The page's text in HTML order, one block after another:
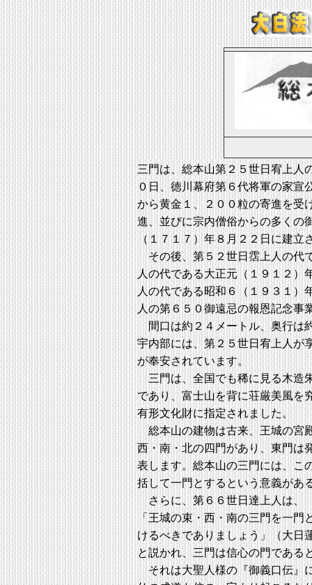
三門は、総本山第２５世日宥上人
０日、徳川幕府第６代将軍の家宣
から黄金１、２００粒の寄進を受
進、並びに宗内僧俗からの多くの
（１７１７）年８月２２日に建立
その後、第５２世日霑上人の代
人の代である大正元（１９１２）
人の代である昭和６（１９３１）
人の第６５０御遠忌の報恩記念事
間口は約２４メートル、奥行は
宇内部には、第２５世日宥上人が
が奉安されています。
三門は、全国でも稀に見る木造
であり、富士山を背に荘厳美風を
有形文化財に指定されました。
総本山の建物は古来、王城の宮
西・南・北の四門があり、東門は
表します。総本山の三門には、こ
括して一門とするという意義があ
さらに、第６６世日達上人は、
「王城の束・西・南の三門を一門
けるべきでありましょう」（大
と説かれ、三門は信心の門である
それは大聖人様の『御義口伝』